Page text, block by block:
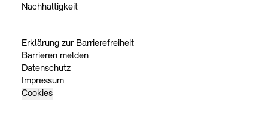
Nachhaltigkeit
Erklärung zur Barrierefreiheit
Barrieren melden
Datenschutz
Impressum
Cookies